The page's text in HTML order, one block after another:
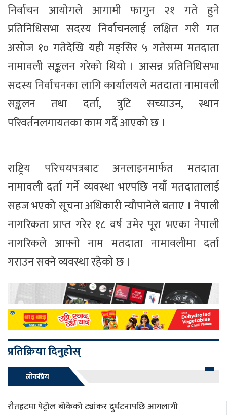
निर्वाचन आयोगले आगामी फागुन २१ गते हुने
प्रतिनिधिसभा सदस्य निर्वाचनलाई लक्षित गरी गत
असोज १० गतेदेखि यही मङ्सिर ५ गतेसम्म मतदाता
नामावली सङ्कलन गरेको थियो । आसन्न प्रतिनिधिसभा
सदस्य निर्वाचनका लागि कार्यालयले मतदाता नामावली
सङ्कलन तथा दर्ता, त्रुटि सच्याउन, स्थान
परिवर्तनलगायतका काम गर्दै आएको छ ।
राष्ट्रिय परिचयपत्रबाट अनलाइनमार्फत मतदाता
नामावली दर्ता गर्ने व्यवस्था भएपछि नयाँ मतदातालाई
सहज भएको सूचना अधिकारी न्यौपानेले बताए । नेपाली
नागरिकता प्राप्त गरेर १८ वर्ष उमेर पूरा भएका नेपाली
नागरिकले आफ्नो नाम मतदाता नामावलीमा दर्ता
गराउन सक्ने व्यवस्था रहेको छ ।
प्रतिक्रिया दिनुहोस्
लोकप्रिय
रौतहटमा पेट्रोल बोकेको ट्यांकर दुर्घटनापछि आगलागी